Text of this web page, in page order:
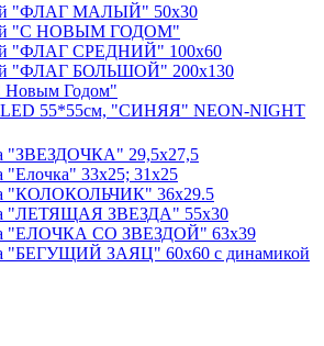
"ФЛАГ МАЛЫЙ" 50х30
"С НОВЫМ ГОДОМ"
"ФЛАГ СРЕДНИЙ" 100х60
"ФЛАГ БОЛЬШОЙ" 200х130
Новым Годом"
55*55см, "СИНЯЯ" NEON-NIGHT
"ЗВЕЗДОЧКА" 29,5х27,5
"Елочка" 33х25; 31х25
"КОЛОКОЛЬЧИК" 36х29.5
"ЛЕТЯЩАЯ ЗВЕЗДА" 55х30
"ЕЛОЧКА СО ЗВЕЗДОЙ" 63х39
"БЕГУЩИЙ ЗАЯЦ" 60х60 с динамикой